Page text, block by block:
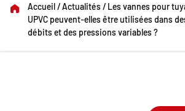
Accueil/Actualités / Les vannes pour
UPVC peuvent-elles être utilisées dans
débits et des pressions variables ?